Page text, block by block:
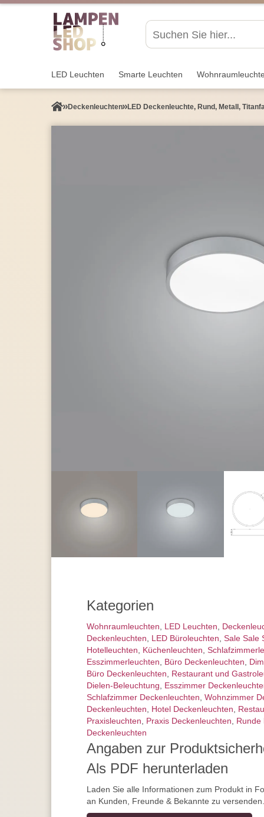
LED Leuchten Smarte Leuchten
Decken­leuchten LED Deckenleuchte, Rund, Metall,
Kategorien
Wohnraum­leuchten, LED Leuchten,
Deckenleuchten, LED Büroleuchten, Sale Sale
Hotelleuchten, Küchenleuchten,
Esszimmer­­leuchten, Büro Deckenleuchten,
Büro Deckenleuchten, Restaurant und
Dielen-Beleuchtung, Esszimmer
Schlafzimmer Deckenleuchten, Wohnzimmer
Deckenleuchten, Hotel Deckenleuchten,
Praxisleuchten, Praxis Deckenleuchten, Runde
Deckenleuchten
Angaben zur
Als PDF herunterladen
Laden Sie alle Informationen zum Produkt in
an Kunden, Freunde & Bekannte zu versenden.